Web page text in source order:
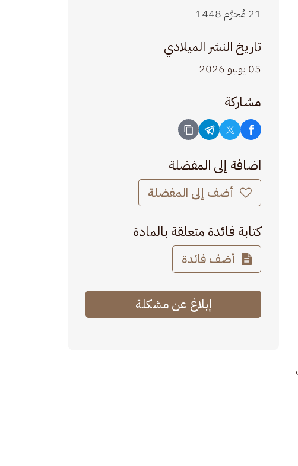
21 مُحرَّم 1448
تاريخ النشر الميلادي
05 يوليو 2026
مشاركة
اضافة إلى المفضلة
أضف إلى المفضلة
كتابة فائدة متعلقة بالمادة
أضف فائدة
إبلاغ عن مشكلة